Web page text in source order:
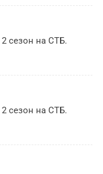
сезон на СТБ.
сезон на СТБ.